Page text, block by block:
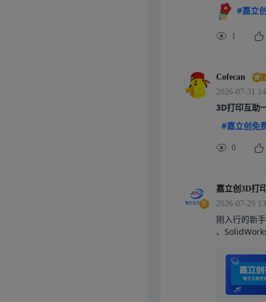
#嘉立
1
Cofecan
2026-07-31
3D打印互
#嘉立创免
0
嘉立创3D打
2026-07-29
刚入行的新
、
卡扣、要考
软件。第二
内部结构设
下看，思路